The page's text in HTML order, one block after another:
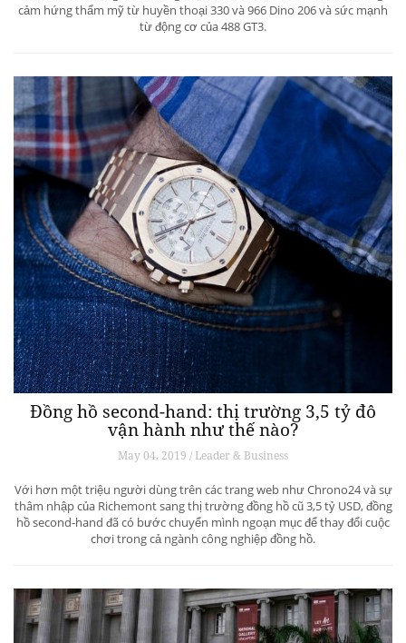
cảm hứng thẩm mỹ từ huyền thoại 330 và 966 Dino 206 và sức mạnh
từ động cơ của 488 GT3.
Đồng hồ second-hand: thị trường 3,5 tỷ đô
vận hành như thế nào?
May 04, 2019 / Leader & Business
Với hơn một triệu người dùng trên các trang web như Chrono24 và sự
thâm nhập của Richemont sang thị trường đồng hồ cũ 3,5 tỷ USD, đồng
hồ second-hand đã có bước chuyển mình ngoạn mục để thay đổi cuộc
chơi trong cả ngành công nghiệp đồng hồ.